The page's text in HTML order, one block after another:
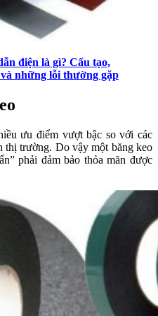
điện là gì? Cấu tạo,
những lỗi thường gặp
ưu điểm vượt bậc so với các
thị trường. Do vậy một băng keo
phải đảm bảo thỏa mãn được